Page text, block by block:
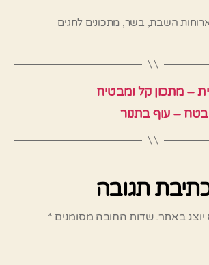
השבת בשר מתכונים לחגים
– מתכון קל ומבטיח
– עוף בתנור
תגובה
יוצג באתר. שדות החובה מסומנים *